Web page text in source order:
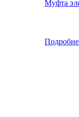
Муфта